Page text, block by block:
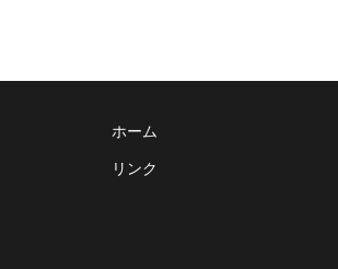
PETIR800 LIVECHAT MAWAR500 LIVECHAT
ホーム
リンク